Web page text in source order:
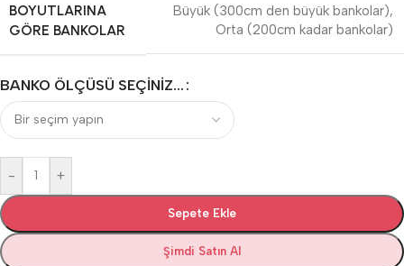
BOYUTLARINA
GÖRE BANKOLAR
Büyük (300cm den büyük bankolar),
Orta (200cm kadar bankolar)
BANKO ÖLÇÜSÜ SEÇINIZ...
- +
Sepete Ekle
Şimdi Satın Al